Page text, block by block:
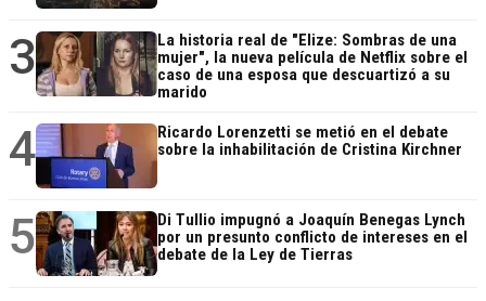
3
La historia real de "Elize: Sombras de una
mujer", la nueva película de Netflix sobre el
caso de una esposa que descuartizó a su
marido
4
Ricardo Lorenzetti se metió en el debate
sobre la inhabilitación de Cristina Kirchner
5
Di Tullio impugnó a Joaquín Benegas Lynch
por un presunto conflicto de intereses en el
debate de la Ley de Tierras